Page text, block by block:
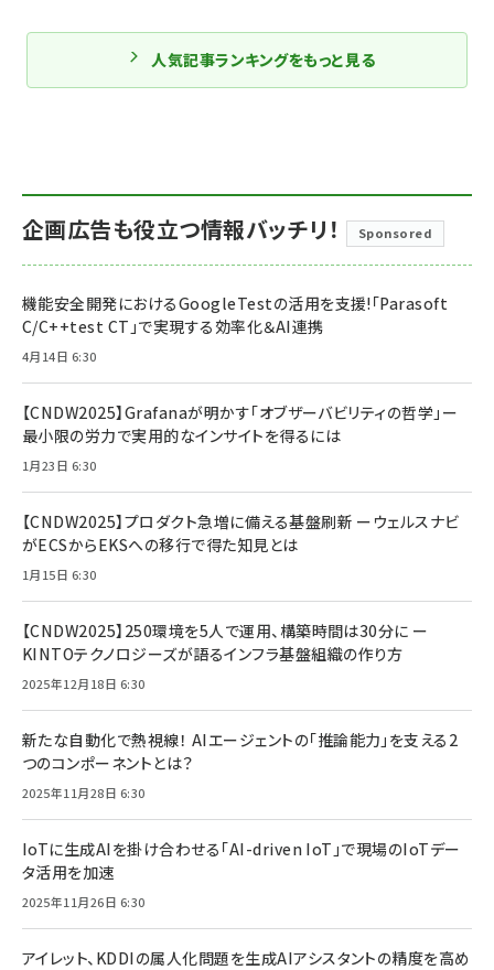
人気記事ランキングをもっと見る
企画広告も役立つ情報バッチリ！ Sponsored
機能安全開発におけるGoogleTestの活用を支援!「Parasoft
C/C++test CT」で実現する効率化＆AI連携
4月14日 6:30
【CNDW2025】Grafanaが明かす「オブザーバビリティの哲学」ー
最小限の労力で実用的なインサイトを得るには
1月23日 6:30
【CNDW2025】プロダクト急増に備える基盤刷新 ーウェルスナビ
がECSからEKSへの移行で得た知見とは
1月15日 6:30
【CNDW2025】250環境を5人で運用、構築時間は30分に ー
KINTOテクノロジーズが語るインフラ基盤組織の作り方
2025年12月18日 6:30
新たな自動化で熱視線！ AIエージェントの「推論能力」を支える2
つのコンポーネントとは？
2025年11月28日 6:30
IoTに生成AIを掛け合わせる「AI-driven IoT」で現場のIoTデー
タ活用を加速
2025年11月26日 6:30
アイレット、KDDIの属人化問題を生成AIアシスタントの精度を高め